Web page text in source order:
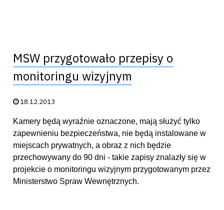
MSW przygotowało przepisy o
monitoringu wizyjnym
Data publikacji:
18.12.2013
Kamery będą wyraźnie oznaczone, mają służyć tylko
zapewnieniu bezpieczeństwa, nie będą instalowane w
miejscach prywatnych, a obraz z nich będzie
przechowywany do 90 dni - takie zapisy znalazły się w
projekcie o monitoringu wizyjnym przygotowanym przez
Ministerstwo Spraw Wewnętrznych.